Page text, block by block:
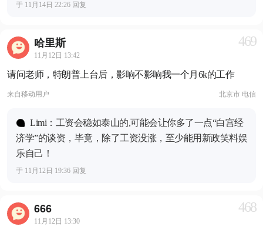
于 11月14日 22:26 回复
哈里斯
11月12日 13:42
469
请问老师，特朗普上台后，影响不影响我一个月6k的工作
来自移动用户 北京市 电信
Limi：工资会稳如泰山的,可能会让你多了一点“白宫经
济学”的谈资，毕竟，除了工资没涨，至少能用新政笑料娱
乐自己！
于 11月12日 19:36 回复
666
11月12日 13:30
468